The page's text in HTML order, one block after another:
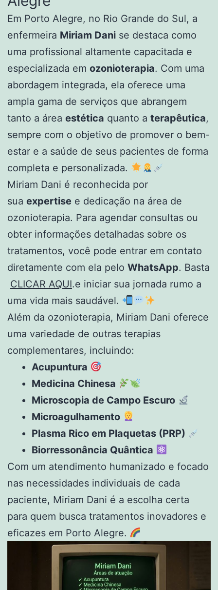
Em Porto Alegre, no Rio Grande do Sul, a
enfermeira Miriam Dani se destaca como
uma profissional altamente capacitada e
especializada em ozonioterapia. Com uma
abordagem integrada, ela oferece uma
ampla gama de serviços que abrangem
tanto a área estética quanto a terapêutica,
sempre com o objetivo de promover o bem-
estar e a saúde de seus pacientes de forma
completa e personalizada.
Miriam Dani é reconhecida por
sua expertise e dedicação na área de
ozonioterapia. Para agendar consultas ou
obter informações detalhadas sobre os
tratamentos, você pode entrar em contato
diretamente com ela pelo WhatsApp. Basta
CLICAR AQUI.e iniciar sua jornada rumo a
uma vida mais saudável.
Além da ozonioterapia, Miriam Dani oferece
uma variedade de outras terapias
complementares, incluindo:
Acupuntura
Medicina Chinesa
Microscopia de Campo Escuro
Microagulhamento
Plasma Rico em Plaquetas (PRP)
Biorressonância Quântica
Com um atendimento humanizado e focado
nas necessidades individuais de cada
paciente, Miriam Dani é a escolha certa
para quem busca tratamentos inovadores e
eficazes em Porto Alegre.